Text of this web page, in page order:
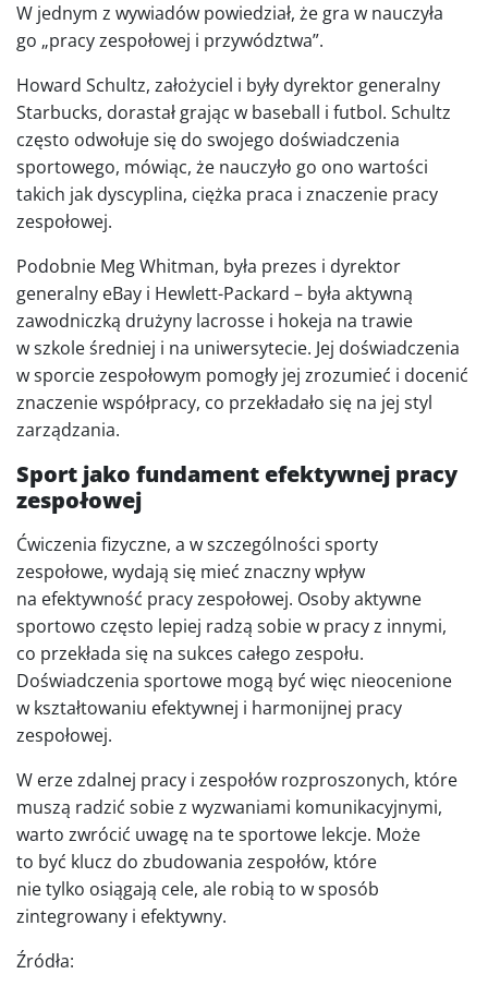
W jednym z wywiadów powiedział, że gra w nauczyła
go „pracy zespołowej i przywództwa”.
Howard Schultz, założyciel i były dyrektor generalny
Starbucks, dorastał grając w baseball i futbol. Schultz
często odwołuje się do swojego doświadczenia
sportowego, mówiąc, że nauczyło go ono wartości
takich jak dyscyplina, ciężka praca i znaczenie pracy
zespołowej.
Podobnie Meg Whitman, była prezes i dyrektor
generalny eBay i Hewlett-Packard – była aktywną
zawodniczką drużyny lacrosse i hokeja na trawie
w szkole średniej i na uniwersytecie. Jej doświadczenia
w sporcie zespołowym pomogły jej zrozumieć i docenić
znaczenie współpracy, co przekładało się na jej styl
zarządzania.
Sport jako fundament efektywnej pracy
zespołowej
Ćwiczenia fizyczne, a w szczególności sporty
zespołowe, wydają się mieć znaczny wpływ
na efektywność pracy zespołowej. Osoby aktywne
sportowo często lepiej radzą sobie w pracy z innymi,
co przekłada się na sukces całego zespołu.
Doświadczenia sportowe mogą być więc nieocenione
w kształtowaniu efektywnej i harmonijnej pracy
zespołowej.
W erze zdalnej pracy i zespołów rozproszonych, które
muszą radzić sobie z wyzwaniami komunikacyjnymi,
warto zwrócić uwagę na te sportowe lekcje. Może
to być klucz do zbudowania zespołów, które
nie tylko osiągają cele, ale robią to w sposób
zintegrowany i efektywny.
Źródła: